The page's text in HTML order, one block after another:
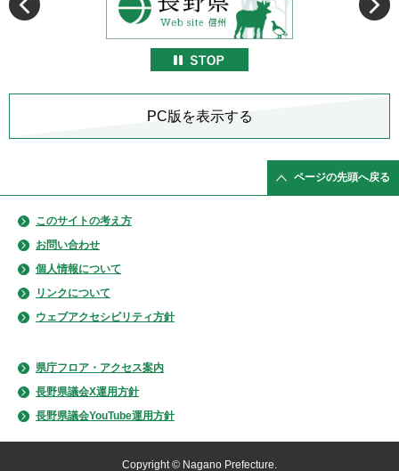
PC版を表示する
ページの先頭へ戻る
このサイトの考え方
お問い合わせ
個人情報について
リンクについて
ウェブアクセシビリティ方針
県庁フロア・アクセス案内
長野県議会X運用方針
長野県議会YouTube運用方針
Copyright © Nagano Prefecture.